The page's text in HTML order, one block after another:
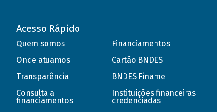
Acesso Rápido
Quem somos
Onde atuamos
Transparência
Consulta a
financiamentos
Financiamentos
Cartão BNDES
BNDES Finame
Instituições financeiras
credenciadas